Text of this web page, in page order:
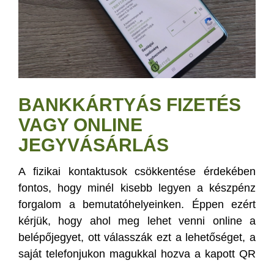
BANKKÁRTYÁS FIZETÉS
VAGY ONLINE
JEGYVÁSÁRLÁS
A fizikai kontaktusok csökkentése érdekében
fontos, hogy minél kisebb legyen a készpénz
forgalom a bemutatóhelyeinken. Éppen ezért
kérjük, hogy ahol meg lehet venni online a
belépőjegyet, ott válasszák ezt a lehetőséget, a
saját telefonjukon magukkal hozva a kapott QR